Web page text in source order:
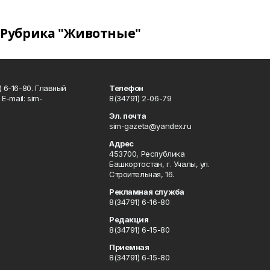
Рубрика "Животные"
6-16-80. Главный
mаil: sim-
Телефон
8(34791) 2-06-79
Эл. почта
sim-gazeta@yandex.ru
Адрес
453700, Республика
Башкортостан, г. Учалы, ул.
Строительная, 16.
Рекламная служба
8(34791) 6-16-80
Редакция
8(34791) 6-15-80
Приемная
8(34791) 6-15-80